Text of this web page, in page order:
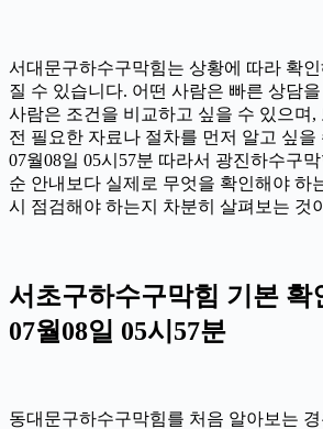
서대문구하수구막힘는 상황에 따라 확
질 수 있습니다. 어떤 사람은 빠른 상담
사람은 조건을 비교하고 싶을 수 있으며,
전 필요한 자료나 절차를 먼저 알고 싶을
07월08일 05시57분 따라서 광진하수구
순 안내보다 실제로 무엇을 확인해야 하
시 점검해야 하는지 차분히 살펴보는 것
서초구하수구막힘 기본 확
07월08일 05시57분
동대문구하수구막힘를 처음 알아보는